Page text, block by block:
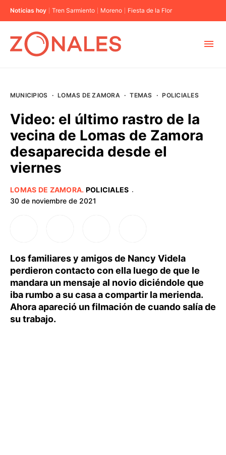
Noticias hoy Tren Sarmiento Moreno Fiesta de la Flor
BUENOS AIRES
PROVINCIAS
ELECCIONES 2023
MUNICIPIOS · LOMAS DE ZAMORA · TEMAS · POLICIALES
Video: el último rastro de la
vecina de Lomas de Zamora
desaparecida desde el
viernes
LOMAS DE ZAMORA. POLICIALES ·
30 de noviembre de 2021
Los familiares y amigos de Nancy Videla
perdieron contacto con ella luego de que le
mandara un mensaje al novio diciéndole que
iba rumbo a su casa a compartir la merienda.
Ahora apareció un filmación de cuando salía de
su trabajo.